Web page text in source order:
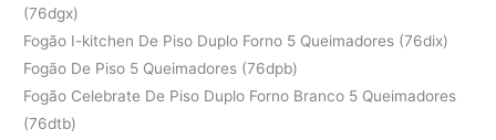
(76dgx)
Fogão I-kitchen De Piso Duplo Forno 5 Queimadores (76dix)
Fogão De Piso 5 Queimadores (76dpb)
Fogão Celebrate De Piso Duplo Forno Branco 5 Queimadores
(76dtb)